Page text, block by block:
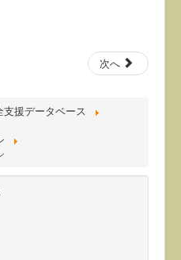
次へ
支援データベース